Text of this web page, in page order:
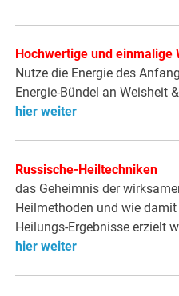
Hochwertige und einmalige
Nutze die Energie des
Energie-Bündel an Weisheit
hier weiter
Russische-Heiltechniken
das Geheimnis der
Heilmethoden und wie
Heilungs-Ergebnisse erzielt
hier weiter